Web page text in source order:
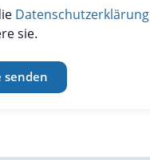
Datenschutzerklärung
sie.
senden